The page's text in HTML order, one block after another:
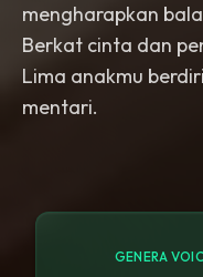
mengharapkan
Berkat cinta dan
Lima anakmu
mentari.
GENERA